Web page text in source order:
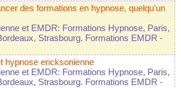
des formations en hypnose, quelqu'un
et EMDR: Formations Hypnose, Paris,
Strasbourg. Formations EMDR -
hypnose ericksonienne
et EMDR: Formations Hypnose, Paris,
Strasbourg. Formations EMDR -